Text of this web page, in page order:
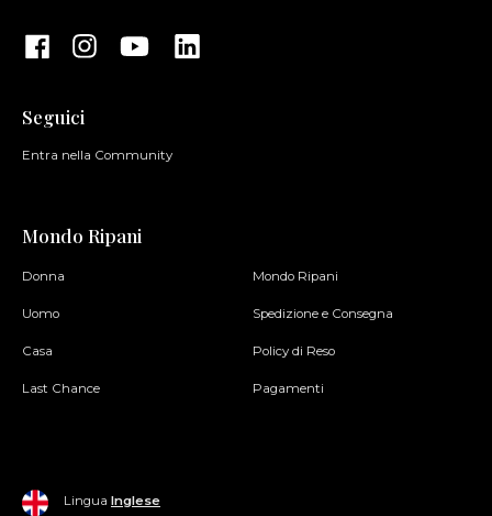
Seguici
Entra nella Community
Mondo Ripani
Donna
Uomo
Casa
Last Chance
Mondo Ripani
Spedizione e Consegna
Policy di Reso
Pagamenti
Lingua Inglese